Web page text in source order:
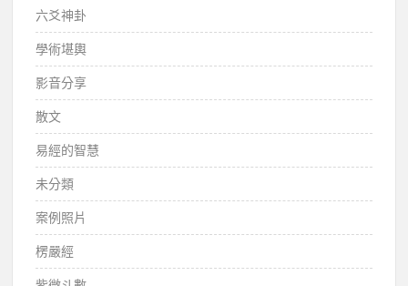
六爻神卦
學術堪輿
影音分享
散文
易經的智慧
未分類
案例照片
楞嚴經